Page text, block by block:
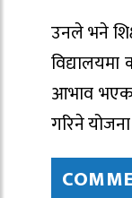
उनले भने
आभाव
गरिने